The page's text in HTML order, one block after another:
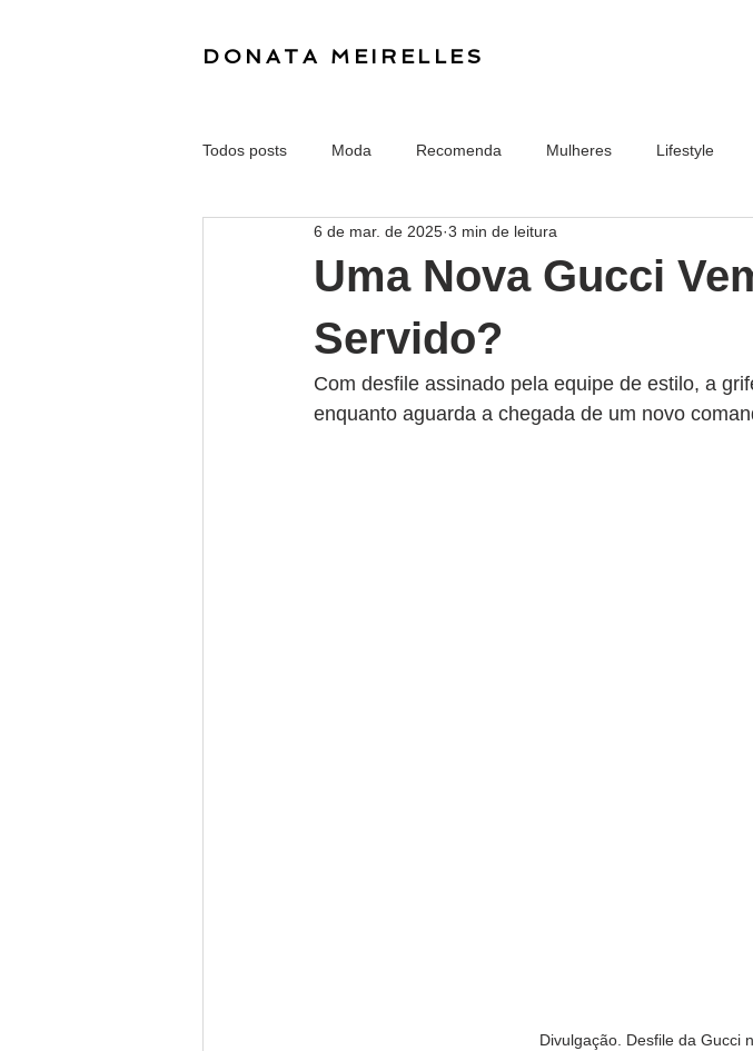
DONATA MEIRELLES
Todos posts Moda Recomenda Mulheres Lifestyle
Uma Nova Gucci
Servido?
6 de mar. de 2025 3 min de leitura
Com desfile assinado pela equipe de estilo, a
enquanto aguarda a chegada de um novo
Divulgação. Desfile da Gucci